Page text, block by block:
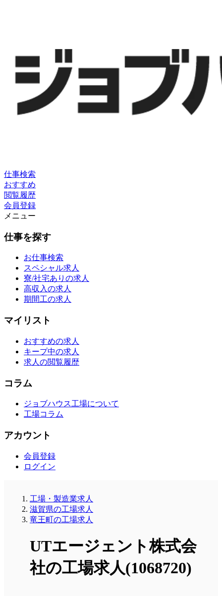
仕事検索
おすすめ
閲覧履歴
会員登録
メニュー
仕事を探す
お仕事検索
スペシャル求人
寮/社宅ありの求人
高収入の求人
期間工の求人
マイリスト
おすすめの求人
キープ中の求人
求人の閲覧履歴
コラム
ジョブハウス工場について
工場コラム
アカウント
会員登録
ログイン
工場・製造業求人
滋賀県の工場求人
竜王町の工場求人
UTエージェント株式会
社の工場求人(1068720)